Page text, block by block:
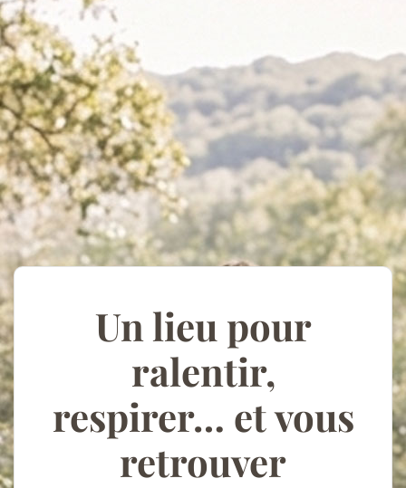
Un lieu pour
ralentir,
respirer… et vous
retrouver